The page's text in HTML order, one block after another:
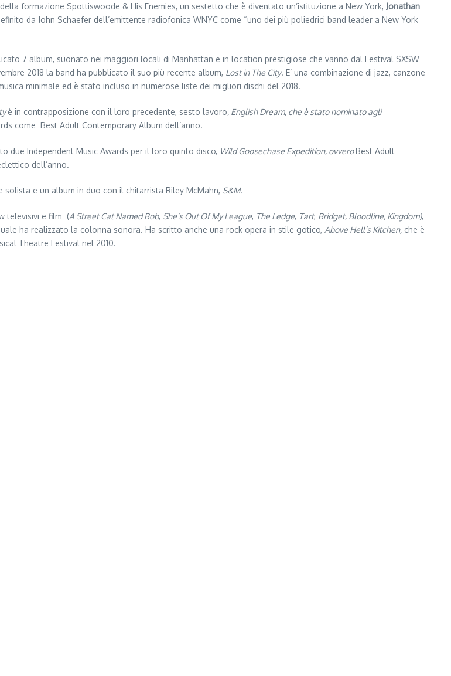
formazione Spottiswoode & His Enemies, un sestetto che è diventato un’istituzione a New York, Jonathan
da John Schaefer dell’emittente radiofonica WNYC come “uno dei più poliedrici band leader a New York
7 album, suonato nei maggiori locali di Manhattan e in location prestigiose che vanno dal Festival SXSW
2018 la band ha pubblicato il suo più recente album, Lost in The City. E’ una combinazione di jazz, canzone
minimale ed è stato incluso in numerose liste dei migliori dischi del 2018.
è in contrapposizione con il loro precedente, sesto lavoro, English Dream, che è stato nominato agli
come Best Adult Contemporary Album dell’anno.
due Independent Music Awards per il loro quinto disco, Wild Goosechase Expedition, ovveroBest Adult
dell’anno.
e un album in duo con il chitarrista Riley McMahn, S&M.
televisivi e film (A Street Cat Named Bob, She’s Out Of My League, The Ledge, Tart, Bridget, Bloodline, Kingdom),
ha realizzato la colonna sonora. Ha scritto anche una rock opera in stile gotico, Above Hell’s Kitchen, che è
Theatre Festival nel 2010.